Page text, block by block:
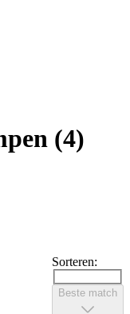
(4)
Sorteren:
Beste match